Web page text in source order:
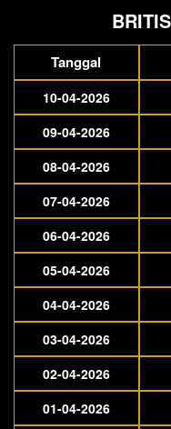
Tanggal
10-04-2026
09-04-2026
08-04-2026
07-04-2026
06-04-2026
05-04-2026
04-04-2026
03-04-2026
02-04-2026
01-04-2026